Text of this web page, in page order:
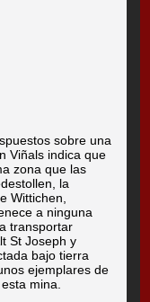
sobre una
Viñals indica que
zona que las
la
Wittichen,
a ninguna
transportar
St Joseph y
bajo tierra
ejemplares de
mina.